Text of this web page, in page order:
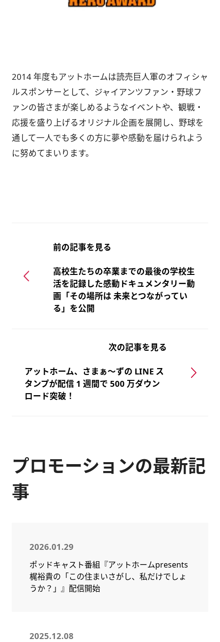
2014 年度もアットホームは読売巨人軍のオフィシャ
ルスポンサーとして、ジャイアンツファン・野球フ
ァンの皆さまが楽しめるようなイベントや、観戦・
応援を盛り上げるオリジナル企画を展開し、野球を
通して一人でも多くの方に夢や感動を届けられよう
に努めてまいります。
前の記事を見る
高校生たちの卒業までの最後の学校生
活を記録した感動ドキュメンタリー動
画「その場所は 未来とつながってい
る」を公開
次の記事を見る
アットホーム、さまぁ～ずの LINE ス
タンプが配信 1 週間で 500 万ダウン
ロード突破！
プロモーションの最新記
事
2026.01.29
ポッドキャスト番組『アットホームpresents
梶裕貴の「この住まいさがし、私だけでしょ
うか？」』配信開始
2025.12.08